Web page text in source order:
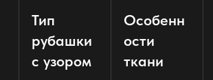
Тип
рубашки
с узором
Особенн
ости
ткани